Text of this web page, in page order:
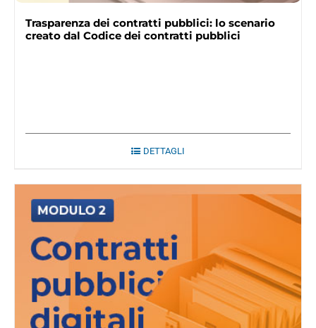
Trasparenza dei contratti pubblici: lo scenario
creato dal Codice dei contratti pubblici
DETTAGLI